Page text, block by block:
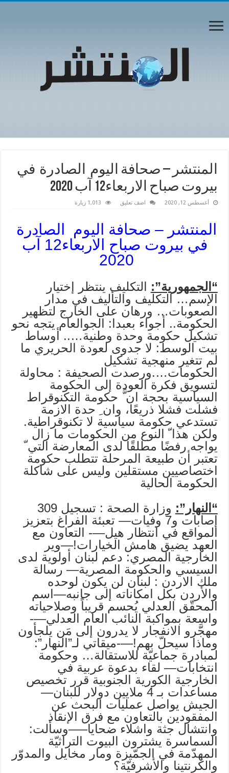
المنتشر – صحافة اليوم الصادرة في
بيروت صباح الاربعاء12 آب 2020
أغسطس 12, 2020 اضف تعليق 1,013 زيارة
المنتشر – صحافة اليوم الصادرة
في بيروت صباح الاربعاء12 آب
2020
“الجمهورية”: التكليف ينتظر إختيار
الإسم… التكليف والتأليف في مدار
الصعوبات… ورهان على الخارج لتظهير
الحكومة.. أجواء بعبدا: الجوالعام يتجه نحو
تشكيل حكومة وحدة وطنية….. أوساط
بيت الوسط: لا جدوى لعودة الحريري ما
لم تتغير منهجية تشكيل
الحكومات….ورصدت الصحيفة : محاولة
لتسويق فكرة العودة إلى الحكومة
السياسية بحجة ان ًّ حكومة التكنوقراط
فشلت فشلا ذريعًا، وان ِ حدة الازمة
تستدعي حكومة سياسية لا تكنوقراطية.
ولكن هذا ّ النوع من الحكومات ما زال
يواجه رفضًا مطلقًا لدى المعارضة التي ّ
تعتبر أن طبيعة المرحلة تتطلب حكومة
اختصاصيين مستقلين وليس على شاكلة
الحكومة الحالية
“النهار”:
وزارة الصحة : تسجيل 309
إصابات و7 وفيات— تعبئة الفراغ بتعزيز
المواقع في انتظار هيل—- التعاون مع
العهد يضيق هامش الخيارات!—وير
الخارجية المصري: دعم لبنان أولوية لدى
السيسي والحكومة المصرية— رسالة
ملك الاردن : لبنان لن يكون لوحده
والأردن بكل امكاناته إلى جانبه—اسم
المحقّق العدلي يُحسم قريباً وصلاحياته
واسعة بمواكبة النائب العام العدلي—-
مهجَّرو الانفجار لا يدرون إلى مَن يلجأون
وماذا سيحلّ بهم!—-ميقاتي لـ”النهار”:
لمبادرة جماعيّة للاستقالة… وحكومة
انتخابات— لقاء بدعوة عربية في
الخارجية الكورية الجنوبية قرر تخصيص
مساعدات بـ 4 ملايين دولار للبنان—
الجيش يواصل عمليات البحث عن
المفقودين بالتعاون مع فرق الإنقاذ
وانتشال جثة واشلاء ضحايا—–وسألت:
السماسرة يشترون البيوت التراثيّة
المهدّمة في الجمّيزة ومار مخايل والمدوّر
والكرنتينا والأشرفيّة؟